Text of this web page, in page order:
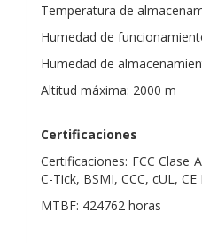
Temperatura de
Humedad de
Humedad de
Altitud máxima: 2000 m
Certificaciones
Certificaciones: FCC Clase
C-Tick, BSMI, CCC, cUL, CE
MTBF: 424762 horas